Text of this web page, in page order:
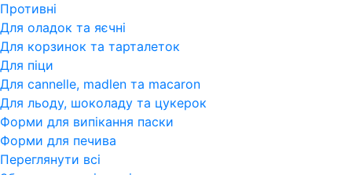
Противні
Для оладок та яєчні
Для корзинок та тарталеток
Для піци
Для cannelle, madlen та macaron
Для льоду, шоколаду та цукерок
Форми для випікання паски
Форми для печива
Переглянути всi